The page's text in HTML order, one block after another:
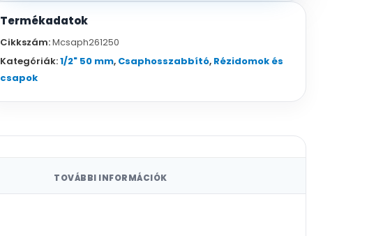
Termékadatok
Cikkszám:Mcsaph261250
Kategóriák:1/2" 50 mm, Csaphosszabbító, Rézidomok és
csapok
TOVÁBBI INFORMÁCIÓK